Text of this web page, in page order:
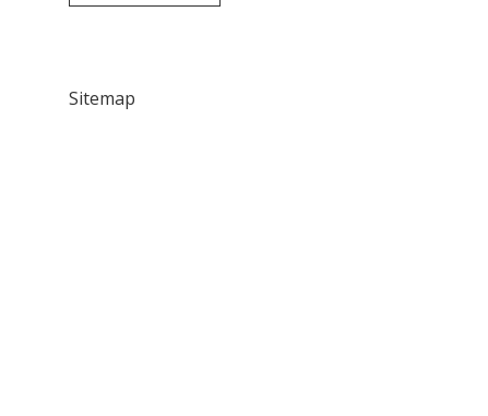
Kaçta
Sitemap